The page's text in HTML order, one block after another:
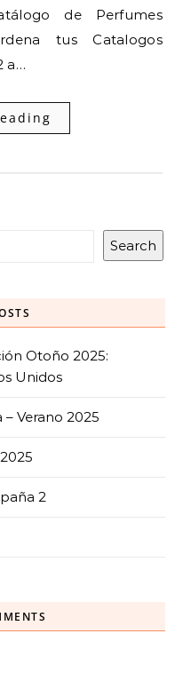
de Perfumes
tus Catalogos
a…
Search
Otoño 2025:
Unidos
Verano 2025
2